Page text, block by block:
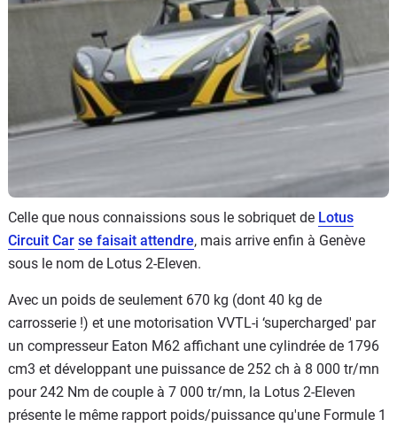
Moto
Celle que nous connaissions sous le sobriquet de Lotus
Circuit Car se faisait attendre, mais arrive enfin à Genève
sous le nom de Lotus 2-Eleven.
Avec un poids de seulement 670 kg (dont 40 kg de
carrosserie !) et une motorisation VVTL-i ‘supercharged' par
un compresseur Eaton M62 affichant une cylindrée de 1796
cm3 et développant une puissance de 252 ch à 8 000 tr/mn
pour 242 Nm de couple à 7 000 tr/mn, la Lotus 2-Eleven
présente le même rapport poids/puissance qu'une Formule 1